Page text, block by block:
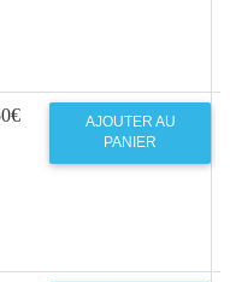
AJOUTER AU
PANIER